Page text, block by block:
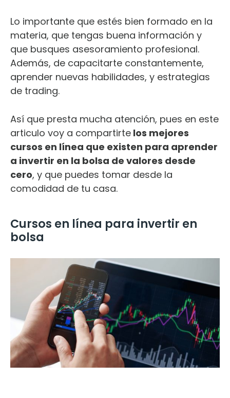
Lo importante que estés bien formado en la
materia, que tengas buena información y
que busques asesoramiento profesional.
Además, de capacitarte constantemente,
aprender nuevas habilidades, y estrategias
de trading.
Así que presta mucha atención, pues en este
articulo voy a compartirte los mejores
cursos en línea que existen para aprender
a invertir en la bolsa de valores desde
cero, y que puedes tomar desde la
comodidad de tu casa.
Cursos en línea para invertir en
bolsa